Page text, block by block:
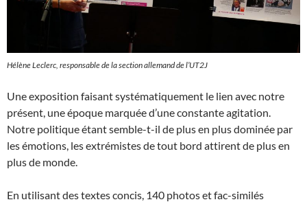
Hélène Leclerc, responsable de la section allemand de l’UT2J
Une exposition faisant systématiquement le lien avec notre
présent, une époque marquée d’une constante agitation.
Notre politique étant semble-t-il de plus en plus dominée par
les émotions, les extrémistes de tout bord attirent de plus en
plus de monde.
En utilisant des textes concis, 140 photos et fac-similés